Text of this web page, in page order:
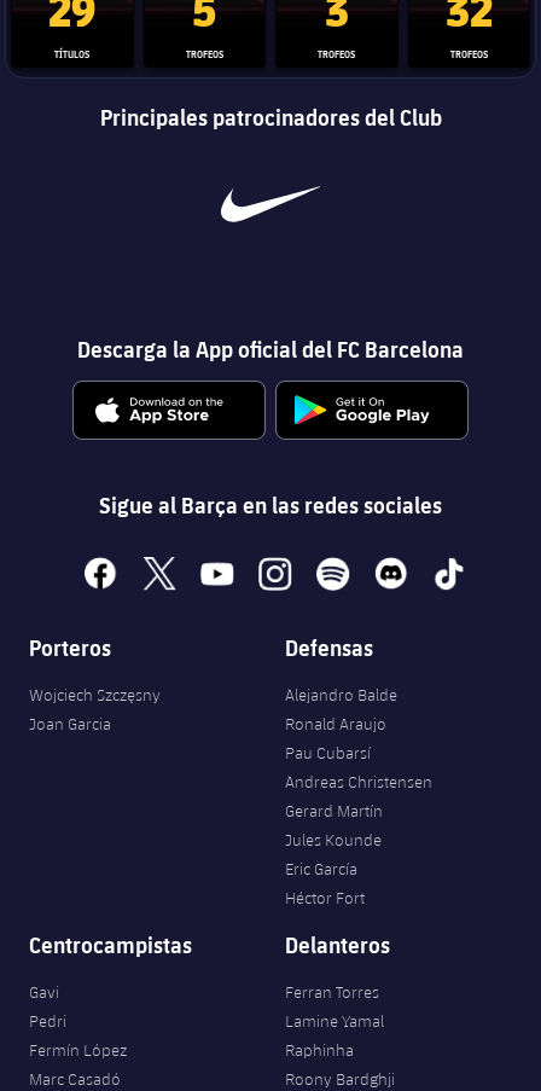
TÍTULOS TROFEOS TROFEOS TROFEOS
Principales patrocinadores del Club
Descarga la App oficial del FC Barcelona
Sigue al Barça en las redes sociales
facebook
x youtubeinstagramspotify discord tiktok
Porteros
Wojciech Szczęsny
Joan Garcia
Defensas
Alejandro Balde
Ronald Araujo
Pau Cubarsí
Andreas Christensen
Gerard Martín
Jules Kounde
Eric García
Héctor Fort
Centrocampistas
Gavi
Pedri
Fermín López
Marc Casadó
Delanteros
Ferran Torres
Lamine Yamal
Raphinha
Roony Bardghji